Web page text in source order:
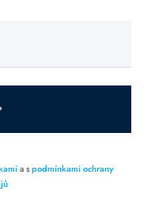
a spodmínkami ochrany